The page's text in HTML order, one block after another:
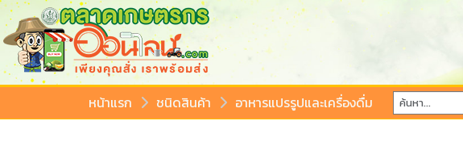
หน้าแรก ชนิดสินค้า อาหารแปรรูปและเครื่องดื่ม